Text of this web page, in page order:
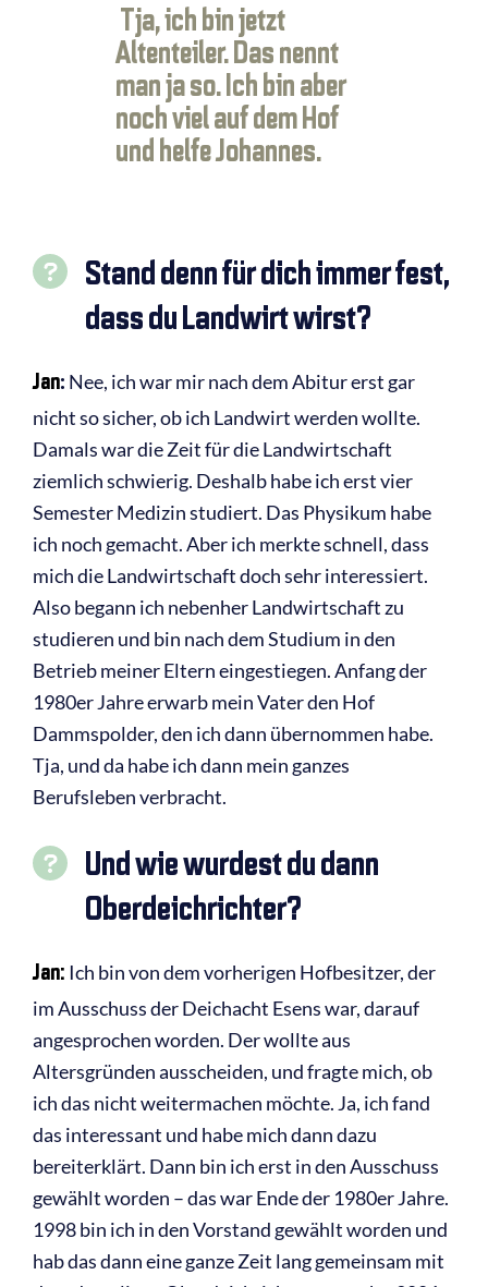
Tja, ich bin jetzt
Altenteiler. Das nennt
man ja so. Ich bin aber
noch viel auf dem Hof
und helfe Johannes.
Stand denn für dich immer fest,
dass du Landwirt wirst?
Jan: Nee, ich war mir nach dem Abitur erst gar
nicht so sicher, ob ich Landwirt werden wollte.
Damals war die Zeit für die Landwirtschaft
ziemlich schwierig. Deshalb habe ich erst vier
Semester Medizin studiert. Das Physikum habe
ich noch gemacht. Aber ich merkte schnell, dass
mich die Landwirtschaft doch sehr interessiert.
Also begann ich nebenher Landwirtschaft zu
studieren und bin nach dem Studium in den
Betrieb meiner Eltern eingestiegen. Anfang der
1980er Jahre erwarb mein Vater den Hof
Dammspolder, den ich dann übernommen habe.
Tja, und da habe ich dann mein ganzes
Berufsleben verbracht.
Und wie wurdest du dann
Oberdeichrichter?
Jan: Ich bin von dem vorherigen Hofbesitzer, der
im Ausschuss der Deichacht Esens war, darauf
angesprochen worden. Der wollte aus
Altersgründen ausscheiden, und fragte mich, ob
ich das nicht weitermachen möchte. Ja, ich fand
das interessant und habe mich dann dazu
bereiterklärt. Dann bin ich erst in den Ausschuss
gewählt worden – das war Ende der 1980er Jahre.
1998 bin ich in den Vorstand gewählt worden und
hab das dann eine ganze Zeit lang gemeinsam mit